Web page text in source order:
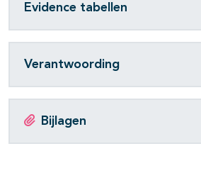
Evidence tabellen
Verantwoording
Bijlagen